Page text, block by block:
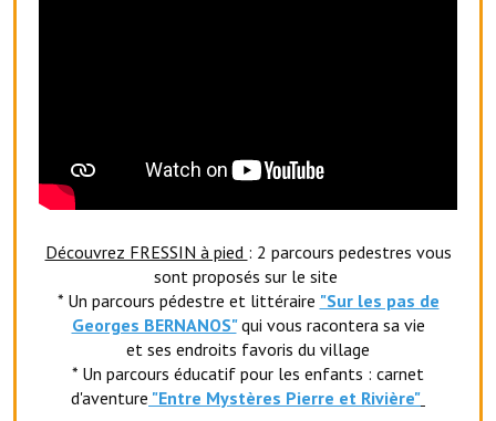
Le club de l'amitié
Le comité des fêtes
L'association Avotra-France
Le foyer de la Planquette
L'association des anciens combattants
Découvrez FRESSIN à pied : 2 parcours pedestres vous
sont proposés sur le site
* Un parcours pédestre et littéraire "Sur les pas de
Georges BERNANOS" qui vous racontera sa vie
et ses endroits favoris du village
* Un parcours éducatif pour les enfants : carnet
d'aventure "Entre Mystères Pierre et Rivière"